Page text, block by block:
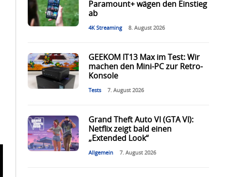
Paramount+ wägen den Einstieg
ab
4K Streaming 8. August 2026
GEEKOM IT13 Max im Test: Wir
machen den Mini-PC zur Retro-
Konsole
Tests 7. August 2026
Grand Theft Auto VI (GTA VI):
Netflix zeigt bald einen
„Extended Look“
Allgemein 7. August 2026